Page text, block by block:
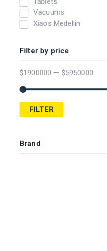
Vacuums
Xiaos Medellin
Filter by price
$1900000 — $5950000
FILTER
Brand